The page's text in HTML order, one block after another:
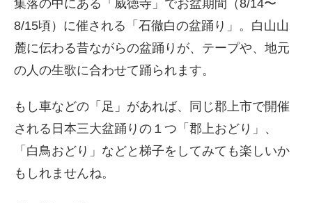
集落の中にある「威徳寺」でお盆期間（8/14〜
8/15頃）に催される「石徹白の盆踊り」。白山山
麓に伝わる昔ながらの盆踊りが、テープや、地元
の人の生歌に合わせて踊られます。
もし車などの「足」があれば、同じ郡上市で開催
される日本三大盆踊りの１つ「郡上おどり」、
「白鳥おどり」などと梯子をしてみても楽しいか
もしれませんね。